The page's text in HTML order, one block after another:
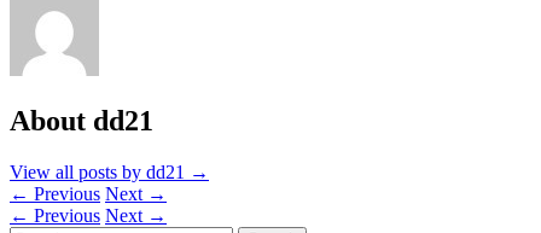
About dd21
View all posts by dd21 →
← Previous Next →
← Previous Next →